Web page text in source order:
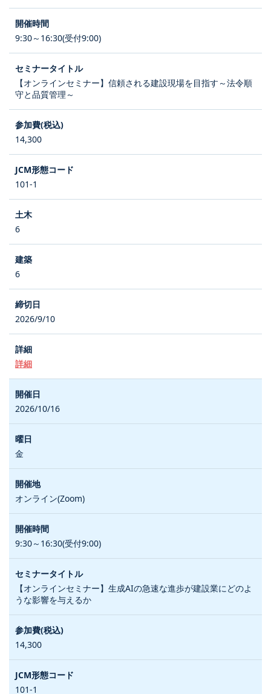
9:30～16:30(受付9:00)
【オンラインセミナー】信頼される建設現場を目指す～法令順
守と品質管理～
14,300
101-1
6
6
2026/9/10
詳細
2026/10/16
金
オンライン(Zoom)
9:30～16:30(受付9:00)
【オンラインセミナー】生成AIの急速な進歩が建設業にどのよ
うな影響を与えるか
14,300
101-1